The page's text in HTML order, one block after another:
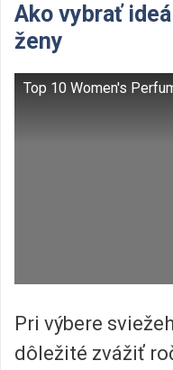
Ako vybrať
ženy
Top 10 Women's
Pri výbere
dôležité zvážiť